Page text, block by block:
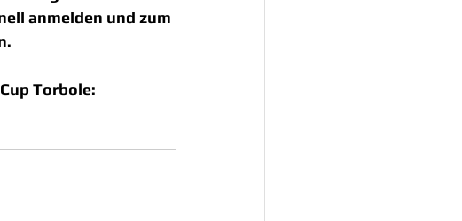
anmelden und zum
Torbole: